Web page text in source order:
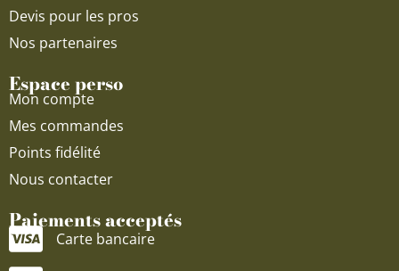
Devis pour les pros
Nos partenaires
Espace perso
Mon compte
Mes commandes
Points fidélité
Nous contacter
Paiements acceptés
Carte bancaire